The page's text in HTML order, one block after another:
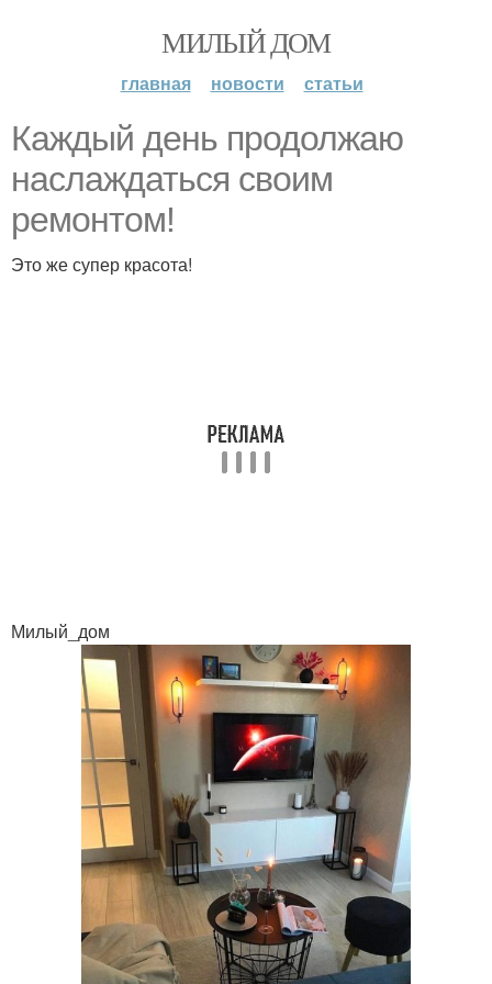
МИЛЫЙ ДОМ
главная новости статьи
Каждый день продолжаю
наслаждаться своим
ремонтом!
Это же супер красота!
Милый_дом